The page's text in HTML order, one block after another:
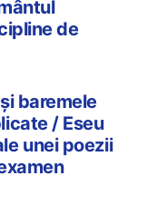
de
baremele
/ Eseu
unei poezii